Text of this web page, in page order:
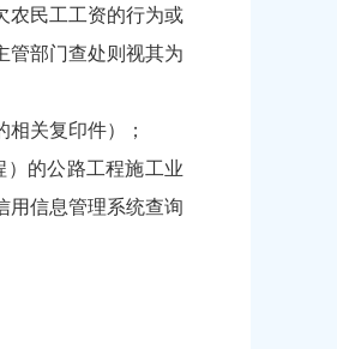
农民工工资的行为或
管部门查处则视其为
关复印件）；
）的公路工程施工业
用信息管理系统查询